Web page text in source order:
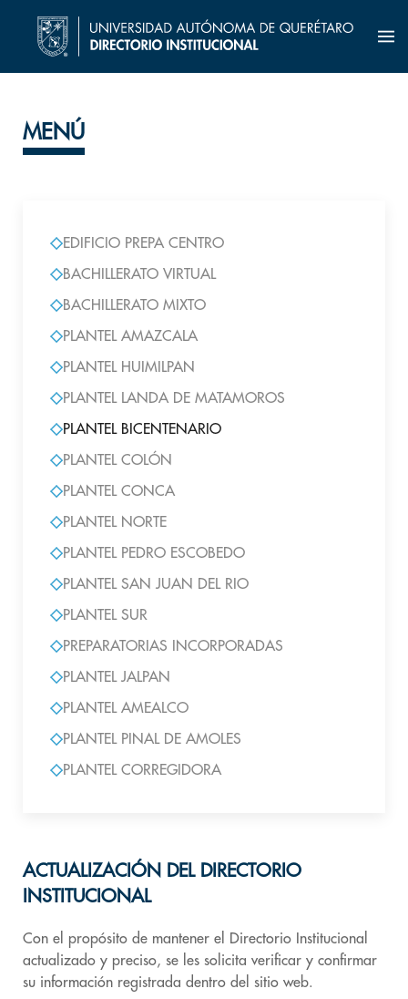
MENÚ
EDIFICIO PREPA CENTRO
BACHILLERATO VIRTUAL
BACHILLERATO MIXTO
PLANTEL AMAZCALA
PLANTEL HUIMILPAN
PLANTEL LANDA DE MATAMOROS
PLANTEL BICENTENARIO
PLANTEL COLÓN
PLANTEL CONCA
PLANTEL NORTE
PLANTEL PEDRO ESCOBEDO
PLANTEL SAN JUAN DEL RIO
PLANTEL SUR
PREPARATORIAS INCORPORADAS
PLANTEL JALPAN
PLANTEL AMEALCO
PLANTEL PINAL DE AMOLES
PLANTEL CORREGIDORA
ACTUALIZACIÓN DEL DIRECTORIO
INSTITUCIONAL
Con el propósito de mantener el Directorio Institucional
actualizado y preciso, se les solicita verificar y confirmar
su información registrada dentro del sitio web.